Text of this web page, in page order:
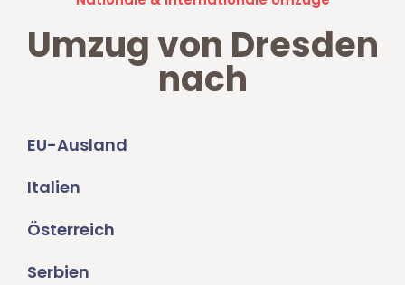
Umzug von Dresden
nach
EU-Ausland
Italien
Österreich
Serbien